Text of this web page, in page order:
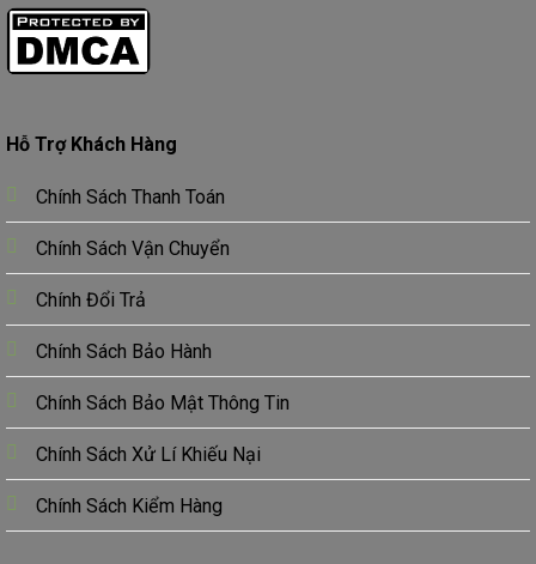
Hỗ Trợ Khách Hàng
Chính Sách Thanh Toán
Chính Sách Vận Chuyển
Chính Đổi Trả
Chính Sách Bảo Hành
Chính Sách Bảo Mật Thông Tin
Chính Sách Xử Lí Khiếu Nại
Chính Sách Kiểm Hàng